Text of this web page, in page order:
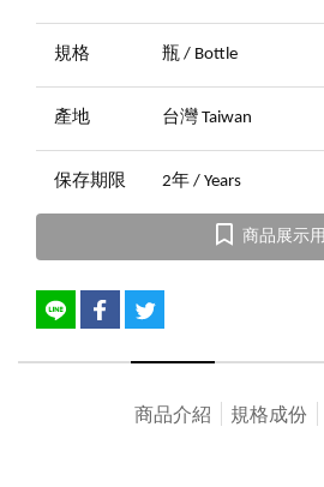
規格 瓶 / Bottle
產地 台灣 Taiwan
保存期限 2年 / Years
商品展示用
商品介紹 規格成份